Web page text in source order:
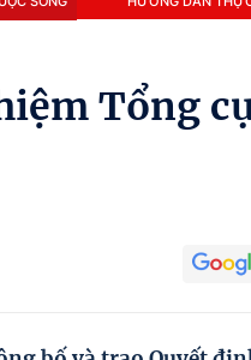
Tổng